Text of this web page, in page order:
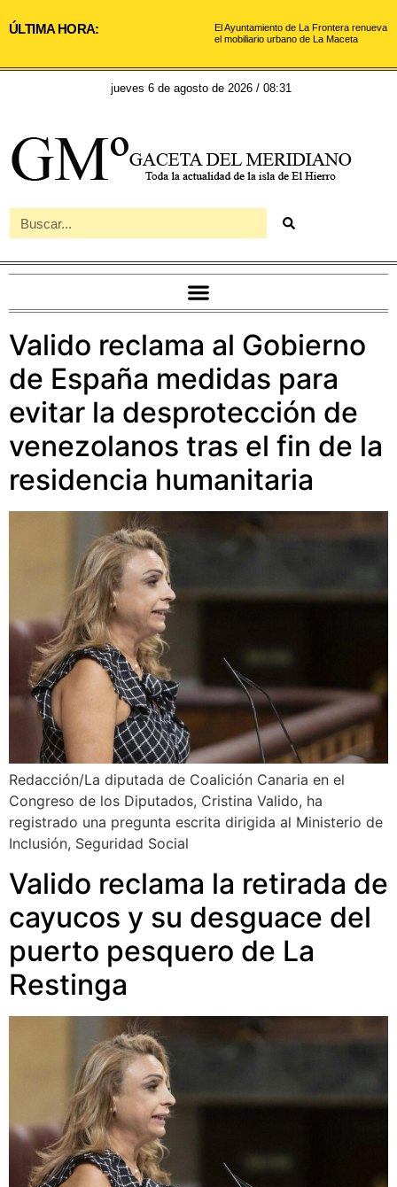
ÚLTIMA HORA:
El Ayuntamiento de La Frontera renueva
el mobiliario urbano de La Maceta
jueves 6 de agosto de 2026 / 08:31
Valido reclama al Gobierno
de España medidas para
evitar la desprotección de
venezolanos tras el fin de la
residencia humanitaria
Redacción/La diputada de Coalición Canaria en el
Congreso de los Diputados, Cristina Valido, ha
registrado una pregunta escrita dirigida al Ministerio de
Inclusión, Seguridad Social
Valido reclama la retirada de
cayucos y su desguace del
puerto pesquero de La
Restinga